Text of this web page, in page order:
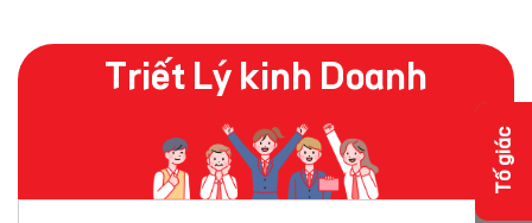
Triết Lý kinh Doanh
Tố giác